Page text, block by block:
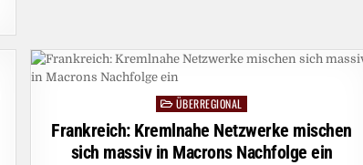
PostedÜBERREGIONAL
Frankreich: Kremlnahe Netzwerke mischen
sich massiv in Macrons Nachfolge ein